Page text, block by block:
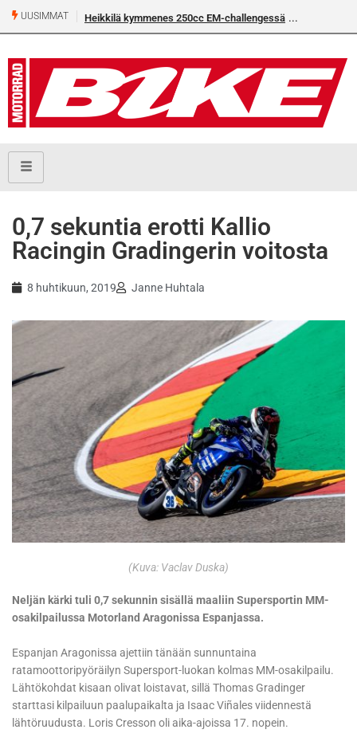
UUSIMMAT Heikkilä kymmenes 250cc EM-challengessä
0,7 sekuntia erotti Kallio
Racingin Gradingerin voitosta
8 huhtikuun, 2019 Janne Huhtala
(Kuva: Vaclav Duska)
Neljän kärki tuli 0,7 sekunnin sisällä maaliin Supersportin MM-
osakilpailussa Motorland Aragonissa Espanjassa.
Espanjan Aragonissa ajettiin tänään sunnuntaina
ratamoottoripyöräilyn Supersport-luokan kolmas MM-osakilpailu.
Lähtökohdat kisaan olivat loistavat, sillä Thomas Gradinger
starttasi kilpailuun paalupaikalta ja Isaac Viñales viidennestä
lähtöruudusta. Loris Cresson oli aika-ajoissa 17. nopein.